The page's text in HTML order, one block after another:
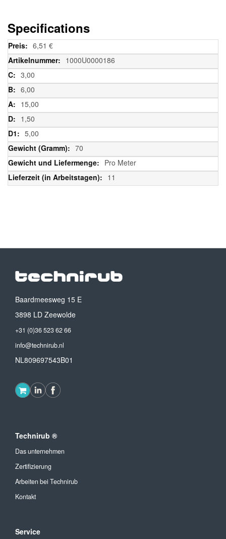
Specifications
Weitere
Informationen
6,51 €
1000U0000186
3,00
6,00
15,00
1,50
5,00
70
Pro Meter
11
Baardmeesweg 15 E
3898 LD Zeewolde
+31 (0)36 523 62 66
info@technirub.nl
NL809697543B01
Technirub ®
Das unternehmen
Zertifizierung
Arbeiten bei Technirub
Kontakt
Service